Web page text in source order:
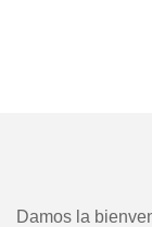
Damos la